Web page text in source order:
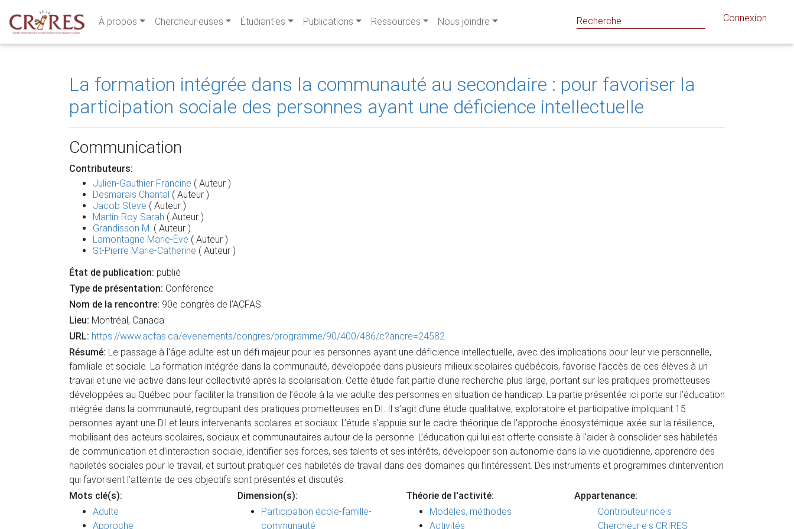
À propos Chercheur·euses Étudiant·es Publications Ressources Nous joindre Connexion
La formation intégrée dans la communauté au secondaire : pour favoriser la
participation sociale des personnes ayant une déficience intellectuelle
Communication
Contributeurs:
Julien-Gauthier Francine ( Auteur )
Desmarais Chantal ( Auteur )
Jacob Steve ( Auteur )
Martin-Roy Sarah ( Auteur )
Grandisson M. ( Auteur )
Lamontagne Marie-Ève ( Auteur )
St-Pierre Marie-Catherine ( Auteur )
État de publication: publié
Type de présentation: Conférence
Nom de la rencontre: 90e congrès de l'ACFAS
Lieu: Montréal, Canada
URL: https://www.acfas.ca/evenements/congres/programme/90/400/486/c?ancre=24582
Résumé: Le passage à l'âge adulte est un défi majeur pour les personnes ayant une déficience intellectuelle, avec des implications pour leur vie personnelle,
familiale et sociale. La formation intégrée dans la communauté, développée dans plusieurs milieux scolaires québécois, favorise l’accès de ces élèves à un
travail et une vie active dans leur collectivité après la scolarisation. Cette étude fait partie d’une recherche plus large, portant sur les pratiques prometteuses
développées au Québec pour faciliter la transition de l’école à la vie adulte des personnes en situation de handicap. La partie présentée ici porte sur l’éducation
intégrée dans la communauté, regroupant des pratiques prometteuses en DI. Il s’agit d’une étude qualitative, exploratoire et participative impliquant 15
personnes ayant une DI et leurs intervenants scolaires et sociaux. L’étude s’appuie sur le cadre théorique de l’approche écosystémique axée sur la résilience,
mobilisant des acteurs scolaires, sociaux et communautaires autour de la personne. L’éducation qui lui est offerte consiste à l’aider à consolider ses habiletés
de communication et d’interaction sociale, identifier ses forces, ses talents et ses intérêts, développer son autonomie dans la vie quotidienne, apprendre des
habiletés sociales pour le travail, et surtout pratiquer ces habiletés de travail dans des domaines qui l’intéressent. Des instruments et programmes d’intervention
qui favorisent l’atteinte de ces objectifs sont présentés et discutés.
Mots clé(s):
Adulte
Approche
Dimension(s):
Participation école-famille-
communauté
Théorie de l'activité:
Modèles, méthodes
Activités
Appartenance:
Contributeur·rice·s
Chercheur·e·s CRIRES